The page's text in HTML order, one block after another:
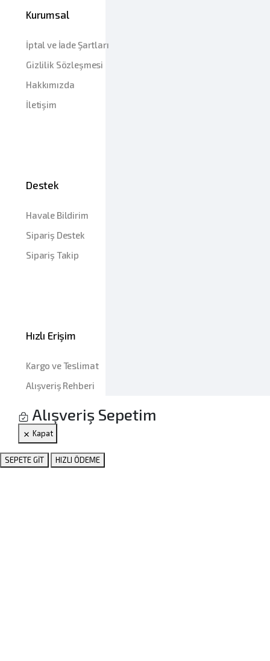
Kurumsal
İptal ve İade Şartları
Gizlilik Sözleşmesi
Hakkımızda
İletişim
Destek
Havale Bildirim
Sipariş Destek
Sipariş Takip
Hızlı Erişim
Kargo ve Teslimat
Alışveriş Rehberi
Alışveriş Sepetim
Kapat
SEPETE GİT HIZLI ÖDEME